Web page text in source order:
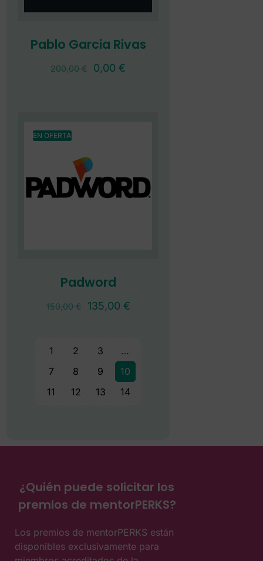
Pablo Garcia Rivas
200,00€ 0,00 €
EN OFERTA
Padword
150,00€ 135,00 €
1 2 3
…
7
8 9
10
11
12 13 14
¿Quién puede solicitar los
premios de mentorPERKS?
Los premios de mentorPERKS están
disponibles exclusivamente para